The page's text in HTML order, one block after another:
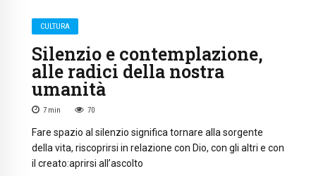
CULTURA
Silenzio e contemplazione,
alle radici della nostra
umanità
7 min 70
Fare spazio al silenzio significa tornare alla sorgente
della vita, riscoprirsi in relazione con Dio, con gli altri e con
il creato:aprirsi all’ascolto